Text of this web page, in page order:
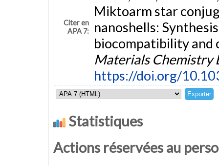
Citer en
APA 7:
Miktoarm star
nanoshells:
biocompatibility and
Materials Chemistry
https://doi.org/
Statistiques
Actions réservées au